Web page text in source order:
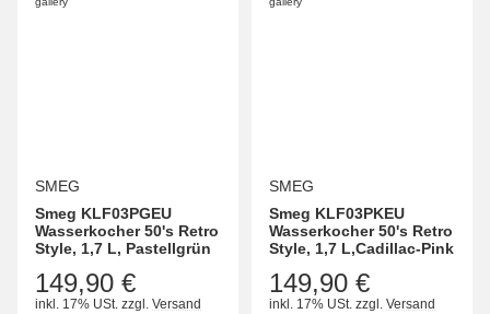
SMEG
Smeg KLF03PGEU
Wasserkocher 50's Retro
Style, 1,7 L, Pastellgrün
149,90 €
inkl. 17% USt. zzgl. Versand
SMEG
Smeg KLF03PKEU
Wasserkocher 50's Retro
Style, 1,7 L,Cadillac-Pink
149,90 €
inkl. 17% USt. zzgl. Versand